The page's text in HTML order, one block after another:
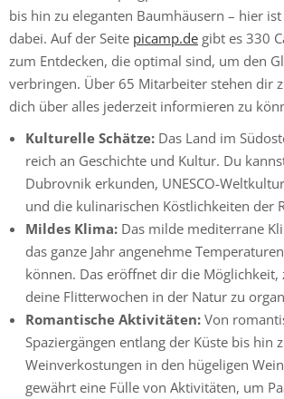
bis hin zu eleganten Baumhäusern – hier
dabei. Auf der Seite picamp.de gibt es 330
zum Entdecken, die optimal sind, um den
verbringen. Über 65 Mitarbeiter stehen dir
dich über alles jederzeit informieren zu
Kulturelle Schätze: Das Land im
reich an Geschichte und Kultur. Du
Dubrovnik erkunden, UNESCO-
und die kulinarischen Köstlichkeiten der
Mildes Klima: Das milde mediterrane
das ganze Jahr angenehme
können. Das eröffnet dir die Möglichkeit,
deine Flitterwochen in der Natur zu
Romantische Aktivitäten: Von
Spaziergängen entlang der Küste bis hin
Weinverkostungen in den hügeligen
gewährt eine Fülle von Aktivitäten, um